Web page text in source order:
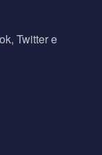
Twitter e